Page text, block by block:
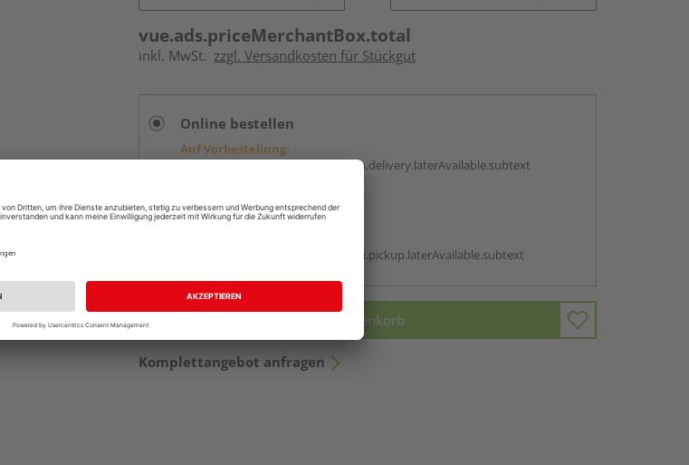
vue.ads.priceMerchantBox.total
inkl. MwSt. zzgl. Versandkosten für Stückgut
Online bestellen
Auf Vorbestellung:
vue.ads.priceMerchantBox.option.delivery.laterAvailable.subtext
Beim Händler abholen
vue.ads.priceMerchantBox.option.pickup.laterAvailable.subtext
In den Warenkorb
Komplettangebot anfragen